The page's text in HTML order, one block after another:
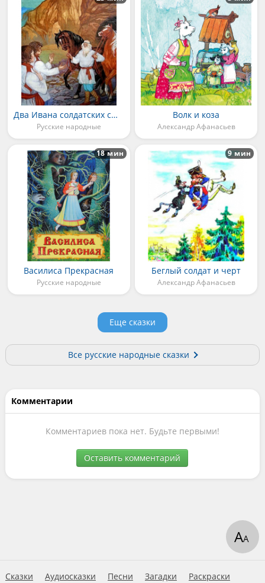
Два Ивана солдатских сына
Русские народные
Волк и коза
Александр Афанасьев
Василиса Прекрасная
Русские народные
18 мин
Беглый солдат и черт
Александр Афанасьев
9 мин
Еще сказки
Все русские народные сказки
Комментарии
Комментариев пока нет. Будьте первыми!
Оставить комментарий
Сказки Аудиосказки Песни Загадки Раскраски
АА